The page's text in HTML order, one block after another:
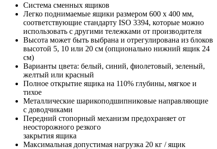
Система сменных ящиков
Легко поднимаемые ящики размером 600 x 400 мм,
соответствующие стандарту ISO 3394, которые можно
использовать с другими тележками от производителя
Высота может быть выбрана и отрегулирована из блоков
высотой 5, 10 или 20 см (опционально нижний ящик 24
см)
Варианты цвета: белый, синий, фиолетовый, зеленый,
желтый или красный
Полное открытие ящика на 110% глубины, мягкое и
тихое
Металлические шарикоподшипниковые направляющие
с доводчиками
Передний стопорный механизм предохраняет от
неосторожного резкого
закрытия ящика
Максимальная допустимая нагрузка 20 кг / ящик